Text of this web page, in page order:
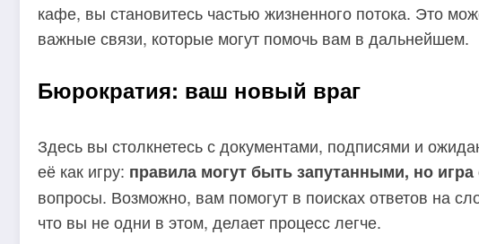
кафе, вы становитесь частью жизненного потока. Это
важные связи, которые могут помочь вам в дальнейшем.
Бюрократия: ваш новый враг
Здесь вы столкнетесь с документами, подписями и
её как игру: правила могут быть запутанными, но игра
вопросы. Возможно, вам помогут в поисках ответов на
что вы не одни в этом, делает процесс легче.